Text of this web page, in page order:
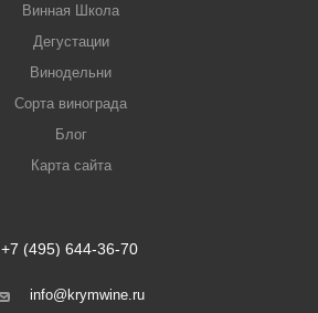
Винная Школа
Дегустации
Винодельни
Сорта винограда
Блог
Карта сайта
+7 (495) 644-36-70
info@krymwine.ru